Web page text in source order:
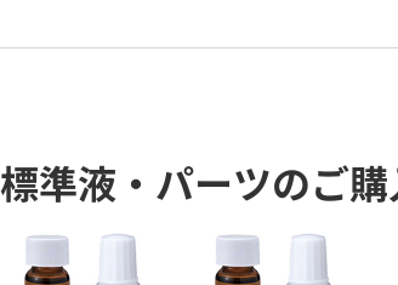
標準液・パーツのご購